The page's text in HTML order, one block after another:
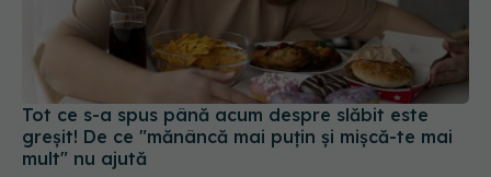
Tot ce s-a spus până acum despre slăbit este
greșit! De ce "mănâncă mai puțin și mișcă-te mai
mult" nu ajută
12 iul 2025, 19:25